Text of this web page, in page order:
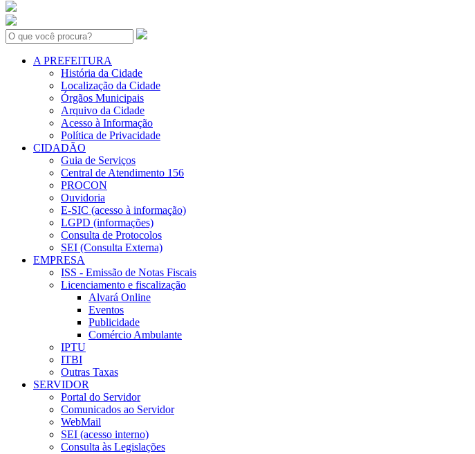
Search:
A PREFEITURA
História da Cidade
Localização da Cidade
Órgãos Municipais
Arquivo da Cidade
Acesso à Informação
Política de Privacidade
CIDADÃO
Guia de Serviços
Central de Atendimento 156
PROCON
Ouvidoria
E-SIC (acesso à informação)
LGPD (informações)
Consulta de Protocolos
SEI (Consulta Externa)
EMPRESA
ISS - Emissão de Notas Fiscais
Licenciamento e fiscalização
Alvará Online
Eventos
Publicidade
Comércio Ambulante
IPTU
ITBI
Outras Taxas
SERVIDOR
Portal do Servidor
Comunicados ao Servidor
WebMail
SEI (acesso interno)
Consulta às Legislações